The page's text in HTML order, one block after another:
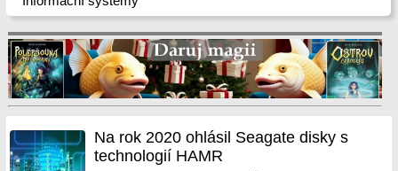
Na rok 2020 ohlásil Seagate disky s
technologií HAMR